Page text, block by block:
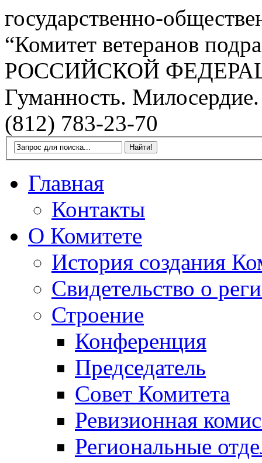
государственно-
“Комитет ветеранов
РОССИЙСКОЙ
Гуманность.
(812) 783-23-70
Главная
Контакты
О Комитете
История создания
Свидетельство о
Строение
Конференция
Председатель
Совет Комитета
Ревизионная
Региональные